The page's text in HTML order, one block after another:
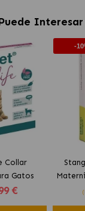
Interesar
Collar
Gatos
€
-